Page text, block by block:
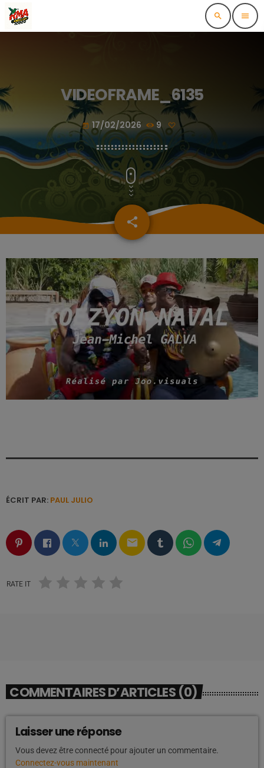
search menu
VIDEOFRAME_6135
today 17/02/2026 9
share
email
ÉCRIT PAR: PAUL JULIO
email
RATE IT
COMMENTAIRES D’ARTICLES (0)
Laisser une réponse
Vous devez être connecté pour ajouter un commentaire.
Connectez-vous maintenant